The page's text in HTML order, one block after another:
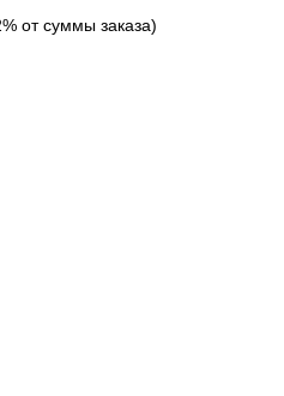
от суммы заказа)